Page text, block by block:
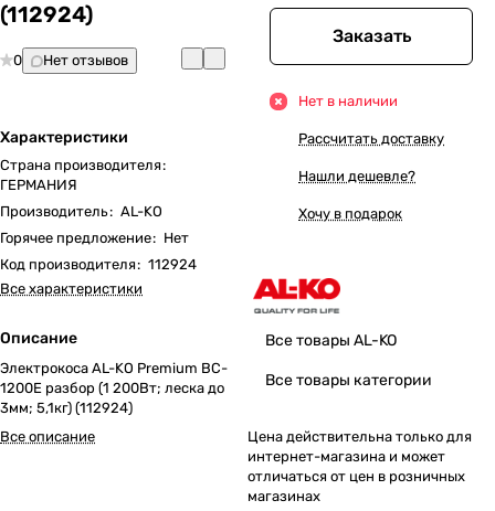
(112924)
0 Нет отзывов
Характеристики
Страна производителя:
ГЕРМАНИЯ
Производитель: AL-KO
Горячее предложение: Нет
Код производителя: 112924
Все характеристики
Описание
Электрокоса AL-KO Premium BC-
1200E разбор (1 200Вт; леска до
3мм; 5,1кг) (112924)
Все описание
Заказать
Нет в наличии
Рассчитать доставку
Нашли дешевле?
Хочу в подарок
Все товары AL-KO
Все товары категории
Цена действительна только для
интернет-магазина и может
отличаться от цен в розничных
магазинах